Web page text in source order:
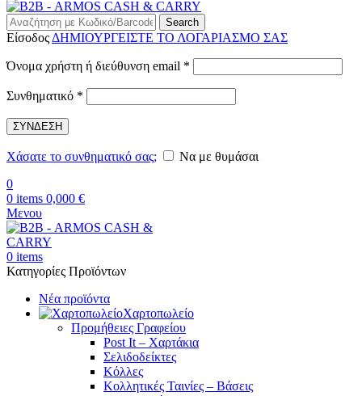
Search
Είσοδος ΔΗΜΙΟΥΡΓΕΙΣΤΕ ΤΟ ΛΟΓΑΡΙΑΣΜΟ ΣΑΣ
Όνομα χρήστη ή διεύθυνση email *
Συνθηματικό *
ΣΥΝΔΕΣΗ
Χάσατε το συνθηματικό σας;
Να με θυμάσαι
0
0 items 0,000 €
Μενου
0 items
Κατηγορίες Προϊόντων
Νέα προϊόντα
Χαρτοπωλείο
Προμήθειες Γραφείου
Post It – Χαρτάκια
Σελιδοδείκτες
Κόλλες
Κολλητικές Ταινίες – Βάσεις